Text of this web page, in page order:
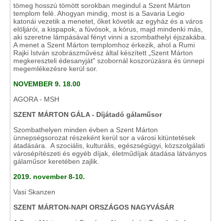
tömeg hosszú tömött sorokban megindul a Szent Márton
templom felé. Ahogyan mindig, most is a Savaria Legio
katonái vezetik a menetet, őket követik az egyház és a város
elöljárói, a kispapok, a fúvósok, a kórus, majd mindenki más,
aki szeretne lámpásával fényt vinni a szombathelyi éjszakába.
A menet a Szent Márton templomhoz érkezik, ahol a Rumi
Rajki István szobrászművész által készített „Szent Márton
megkereszteli édesanyját" szobornál koszorúzásra és ünnepi
megemlékezésre kerül sor.
NOVEMBER 9. 18.00
AGORA - MSH
SZENT MÁRTON GÁLA - Díjátadó gálaműsor
Szombathelyen minden évben a Szent Márton
ünnepségsorozat részeként kerül sor a városi kitüntetések
átadására. A szociális, kulturális, egészségügyi, közszolgálati
városépítészeti és egyéb díjak, életműdíjak átadása látványos
gálaműsor keretében zajlik.
2019. november 8-10.
Vasi Skanzen
SZENT MÁRTON-NAPI ORSZÁGOS NAGYVÁSÁR